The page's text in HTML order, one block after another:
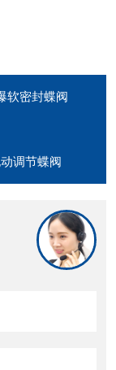
软密封蝶阀
调节蝶阀